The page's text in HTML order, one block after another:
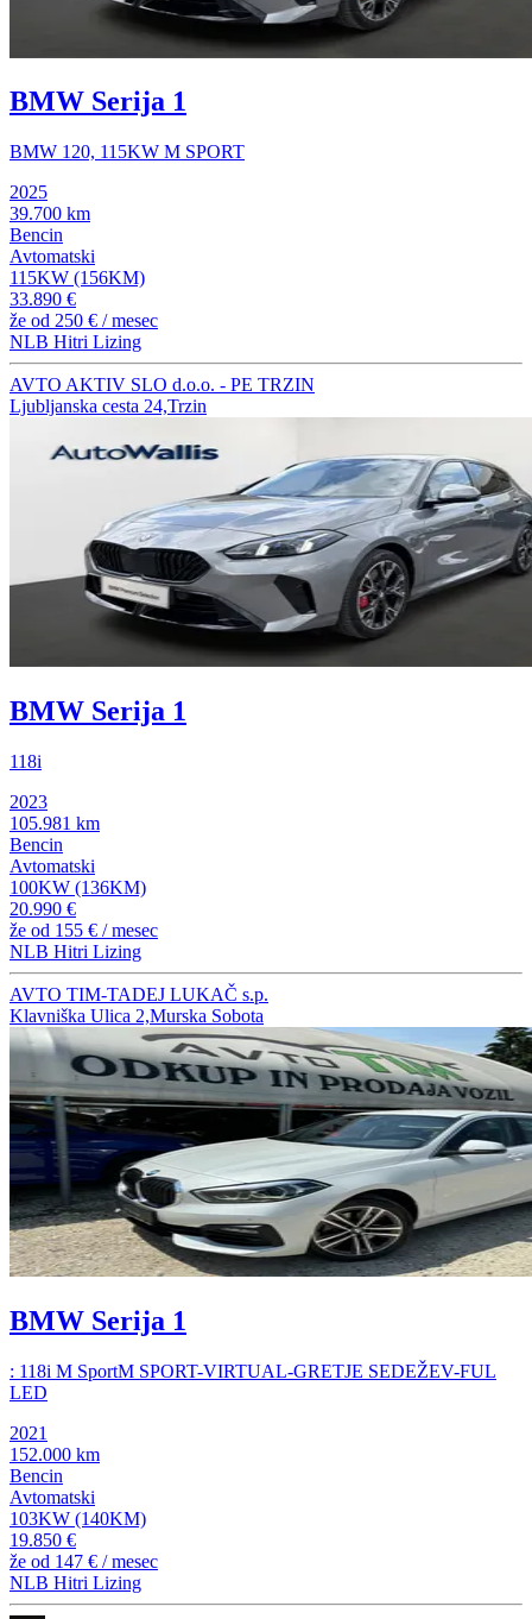
BMW Serija 1
BMW 120, 115KW M SPORT
2025
39.700 km
Bencin
Avtomatski
115KW (156KM)
33.890 €
že od 250 € / mesec
NLB Hitri Lizing
AVTO AKTIV SLO d.o.o. - PE TRZIN
Ljubljanska cesta 24,Trzin
BMW Serija 1
118i
2023
105.981 km
Bencin
Avtomatski
100KW (136KM)
20.990 €
že od 155 € / mesec
NLB Hitri Lizing
AVTO TIM-TADEJ LUKAČ s.p.
Klavniška Ulica 2,Murska Sobota
BMW Serija 1
: 118i M SportM SPORT-VIRTUAL-GRETJE SEDEŽEV-FUL
LED
2021
152.000 km
Bencin
Avtomatski
103KW (140KM)
19.850 €
že od 147 € / mesec
NLB Hitri Lizing